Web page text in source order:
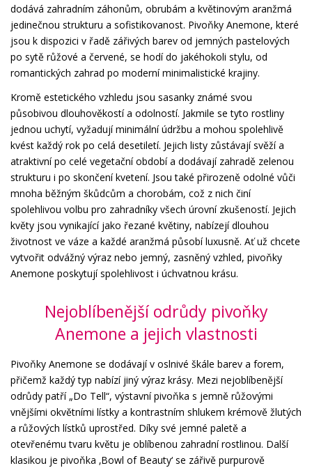
dodává zahradním záhonům, obrubám a květinovým aranžmá
jedinečnou strukturu a sofistikovanost. Pivoňky Anemone, které
jsou k dispozici v řadě zářivých barev od jemných pastelových
po sytě růžové a červené, se hodí do jakéhokoli stylu, od
romantických zahrad po moderní minimalistické krajiny.
Kromě estetického vzhledu jsou sasanky známé svou
působivou dlouhověkostí a odolností. Jakmile se tyto rostliny
jednou uchytí, vyžadují minimální údržbu a mohou spolehlivě
kvést každý rok po celá desetiletí. Jejich listy zůstávají svěží a
atraktivní po celé vegetační období a dodávají zahradě zelenou
strukturu i po skončení kvetení. Jsou také přirozeně odolné vůči
mnoha běžným škůdcům a chorobám, což z nich činí
spolehlivou volbu pro zahradníky všech úrovní zkušeností. Jejich
květy jsou vynikající jako řezané květiny, nabízejí dlouhou
životnost ve váze a každé aranžmá působí luxusně. Ať už chcete
vytvořit odvážný výraz nebo jemný, zasněný vzhled, pivoňky
Anemone poskytují spolehlivost i úchvatnou krásu.
Nejoblíbenější odrůdy pivoňky
Anemone a jejich vlastnosti
Pivoňky Anemone se dodávají v oslnivé škále barev a forem,
přičemž každý typ nabízí jiný výraz krásy. Mezi nejoblíbenější
odrůdy patří „Do Tell“, výstavní pivoňka s jemně růžovými
vnějšími okvětními lístky a kontrastním shlukem krémově žlutých
a růžových lístků uprostřed. Díky své jemné paletě a
otevřenému tvaru květu je oblíbenou zahradní rostlinou. Další
klasikou je pivoňka ‚Bowl of Beauty‘ se zářivě purpurově